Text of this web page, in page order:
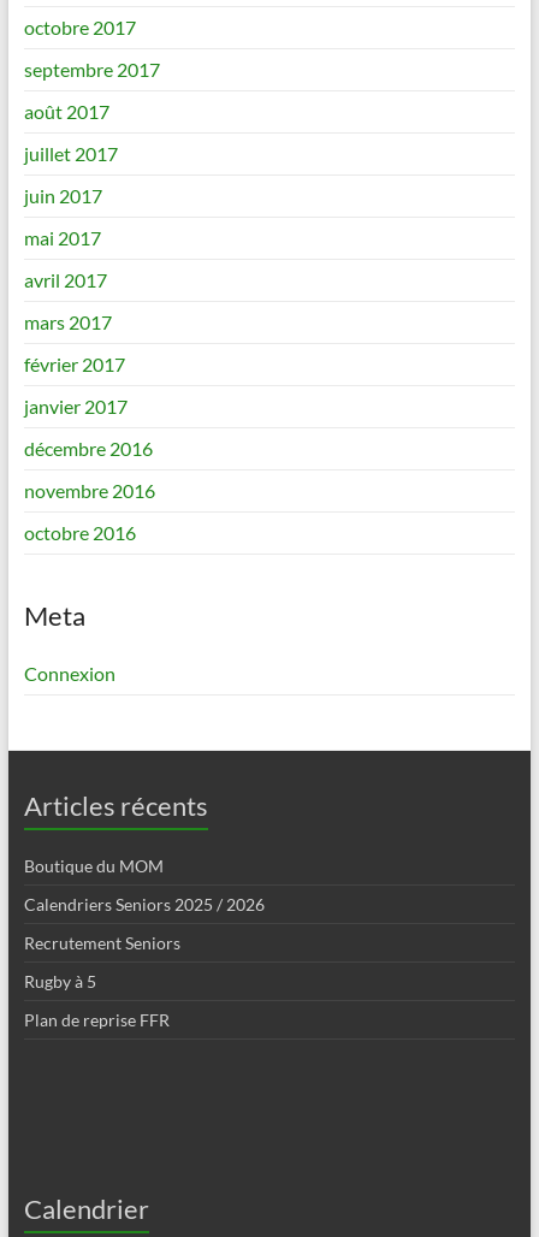
octobre 2017
septembre 2017
août 2017
juillet 2017
juin 2017
mai 2017
avril 2017
mars 2017
février 2017
janvier 2017
décembre 2016
novembre 2016
octobre 2016
Meta
Connexion
Articles récents
Boutique du MOM
Calendriers Seniors 2025 / 2026
Recrutement Seniors
Rugby à 5
Plan de reprise FFR
Calendrier